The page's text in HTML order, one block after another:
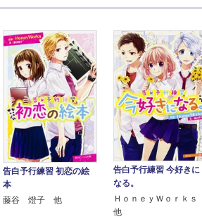
告白予行練習 初恋の絵
本
藤谷 燈子 他
告白予行練習 今好きに
なる。
ＨｏｎｅｙＷｏｒｋｓ
他